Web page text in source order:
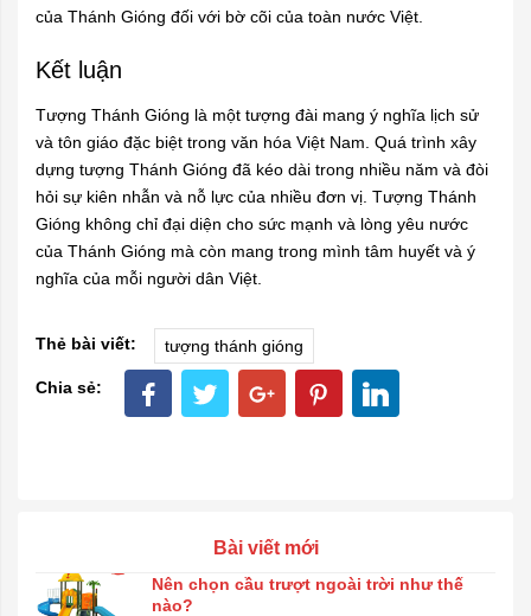
của Thánh Gióng đối với bờ cõi của toàn nước Việt.
Kết luận
Tượng Thánh Gióng là một tượng đài mang ý nghĩa lịch sử
và tôn giáo đặc biệt trong văn hóa Việt Nam. Quá trình xây
dựng tượng Thánh Gióng đã kéo dài trong nhiều năm và đòi
hỏi sự kiên nhẫn và nỗ lực của nhiều đơn vị. Tượng Thánh
Gióng không chỉ đại diện cho sức mạnh và lòng yêu nước
của Thánh Gióng mà còn mang trong mình tâm huyết và ý
nghĩa của mỗi người dân Việt.
Thẻ bài viết: tượng thánh gióng
Chia sẻ:
Bài viết mới
Nên chọn cầu trượt ngoài trời như thế
nào?